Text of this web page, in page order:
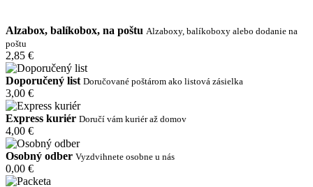
Alzabox, balíkobox, na poštu Alzaboxy, balíkoboxy alebo dodanie na
poštu
2,85 €
Doporučený list Doručované poštárom ako listová zásielka
3,00 €
Express kuriér Doručí vám kuriér až domov
4,00 €
Osobný odber Vyzdvihnete osobne u nás
0,00 €